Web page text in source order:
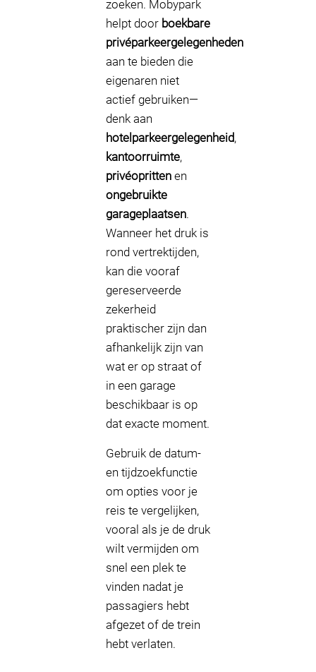
zoeken. Mobypark
helpt door boekbare
privéparkeergelegenheden
aan te bieden die
eigenaren niet
actief gebruiken—
denk aan
hotelparkeergelegenheid,
kantoorruimte,
privéopritten en
ongebruikte
garageplaatsen.
Wanneer het druk is
rond vertrektijden,
kan die vooraf
gereserveerde
zekerheid
praktischer zijn dan
afhankelijk zijn van
wat er op straat of
in een garage
beschikbaar is op
dat exacte moment.
Gebruik de datum-
en tijdzoekfunctie
om opties voor je
reis te vergelijken,
vooral als je de druk
wilt vermijden om
snel een plek te
vinden nadat je
passagiers hebt
afgezet of de trein
hebt verlaten.